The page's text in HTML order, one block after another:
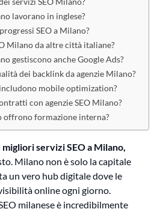
lavorano in inglese?
SEO a Milano?
Milano da altre città italiane?
gestiscono anche Google Ads?
dei backlink da agenzie Milano?
mobile optimization?
con agenzie SEO Milano?
offrono formazione interna?
migliori servizi SEO a Milano,
Milano non è solo la capitale
un vero hub digitale dove le
online ogni giorno.
milanese è incredibilmente